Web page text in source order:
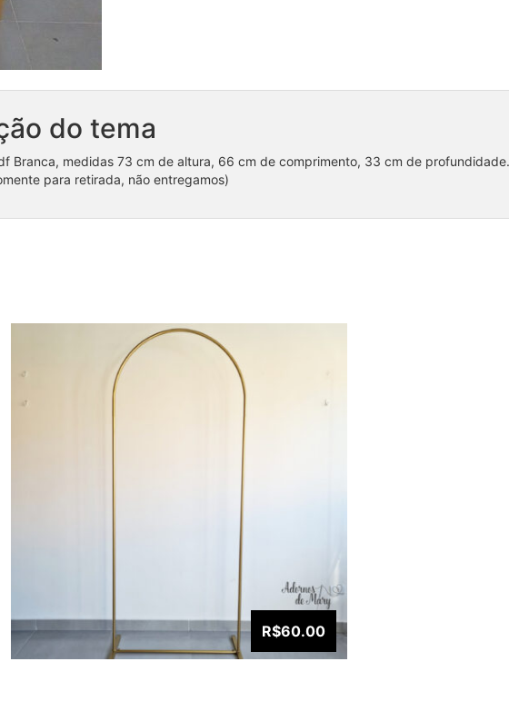
do tema
Branca, medidas 73 cm de altura, 66 cm de comprimento, 33 cm de
para retirada, não entregamos)
R$60.00